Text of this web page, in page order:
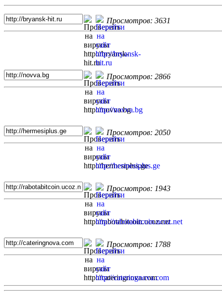
Просмотров: 3631
Просмотров: 2866
Просмотров: 2050
Просмотров: 1943
Просмотров: 1788